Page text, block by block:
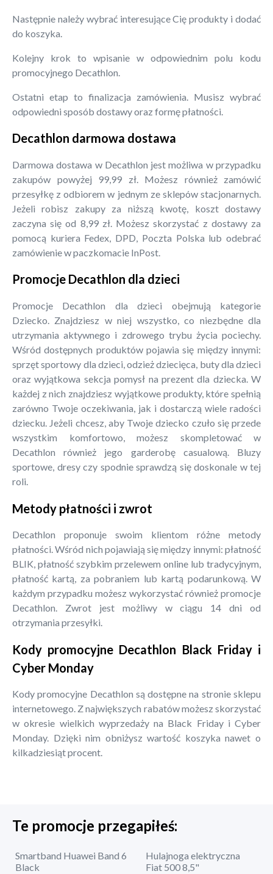
Następnie należy wybrać interesujące Cię produkty i dodać
do koszyka.
Kolejny krok to wpisanie w odpowiednim polu kodu
promocyjnego Decathlon.
Ostatni etap to finalizacja zamówienia. Musisz wybrać
odpowiedni sposób dostawy oraz formę płatności.
Decathlon darmowa dostawa
Darmowa dostawa w Decathlon jest możliwa w przypadku
zakupów powyżej 99,99 zł. Możesz również zamówić
przesyłkę z odbiorem w jednym ze sklepów stacjonarnych.
Jeżeli robisz zakupy za niższą kwotę, koszt dostawy
zaczyna się od 8,99 zł. Możesz skorzystać z dostawy za
pomocą kuriera Fedex, DPD, Poczta Polska lub odebrać
zamówienie w paczkomacie InPost.
Promocje Decathlon dla dzieci
Promocje Decathlon dla dzieci obejmują kategorie
Dziecko. Znajdziesz w niej wszystko, co niezbędne dla
utrzymania aktywnego i zdrowego trybu życia pociechy.
Wśród dostępnych produktów pojawia się między innymi:
sprzęt sportowy dla dzieci, odzież dziecięca, buty dla dzieci
oraz wyjątkowa sekcja pomysł na prezent dla dziecka. W
każdej z nich znajdziesz wyjątkowe produkty, które spełnią
zarówno Twoje oczekiwania, jak i dostarczą wiele radości
dziecku. Jeżeli chcesz, aby Twoje dziecko czuło się przede
wszystkim komfortowo, możesz skompletować w
Decathlon również jego garderobę casualową. Bluzy
sportowe, dresy czy spodnie sprawdzą się doskonale w tej
roli.
Metody płatności i zwrot
Decathlon proponuje swoim klientom różne metody
płatności. Wśród nich pojawiają się między innymi: płatność
BLIK, płatność szybkim przelewem online lub tradycyjnym,
płatność kartą, za pobraniem lub kartą podarunkową. W
każdym przypadku możesz wykorzystać również promocje
Decathlon. Zwrot jest możliwy w ciągu 14 dni od
otrzymania przesyłki.
Kody promocyjne Decathlon Black Friday i
Cyber Monday
Kody promocyjne Decathlon są dostępne na stronie sklepu
internetowego. Z największych rabatów możesz skorzystać
w okresie wielkich wyprzedaży na Black Friday i Cyber
Monday. Dzięki nim obniżysz wartość koszyka nawet o
kilkadziesiąt procent.
Te promocje przegapiłeś:
Smartband Huawei Band 6
Black
Hulajnoga elektryczna
Fiat 500 8,5"